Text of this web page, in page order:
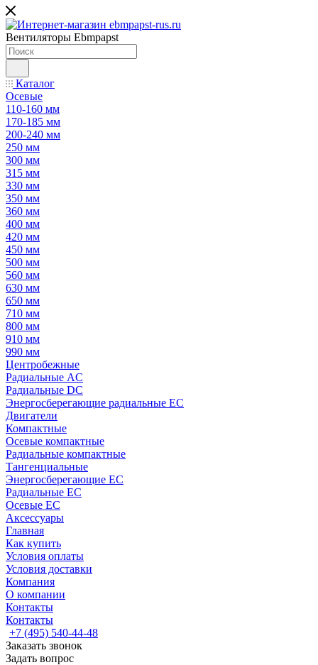
Вентиляторы Ebmpapst
Каталог
Осевые
110-160 мм
170-185 мм
200-240 мм
250 мм
300 мм
315 мм
330 мм
350 мм
360 мм
400 мм
420 мм
450 мм
500 мм
560 мм
630 мм
650 мм
710 мм
800 мм
910 мм
990 мм
Центробежные
Радиальные AC
Радиальные DC
Энергосберегающие радиальные EC
Двигатели
Компактные
Осевые компактные
Радиальные компактные
Тангенциальные
Энергосберегающие EC
Радиальные EC
Осевые EC
Аксессуары
Главная
Как купить
Условия оплаты
Условия доставки
Компания
О компании
Контакты
Контакты
+7 (495) 540-44-48
Заказать звонок
Задать вопрос